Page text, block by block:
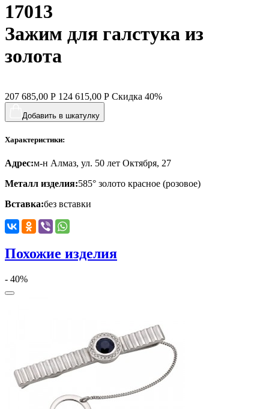
хвост кита
черепаха
яблочки
17013
Зажим для галстука из
золота
207 685,00 Р 124 615,00 Р Скидка 40%
Добавить в шкатулку
Характеристики:
Адрес:м-н Алмаз, ул. 50 лет Октября, 27
Металл изделия:585° золото красное (розовое)
Вставка:без вставки
Похожие изделия
- 40%